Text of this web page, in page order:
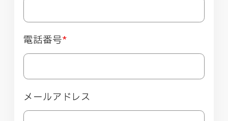
電話番号*
メールアドレス